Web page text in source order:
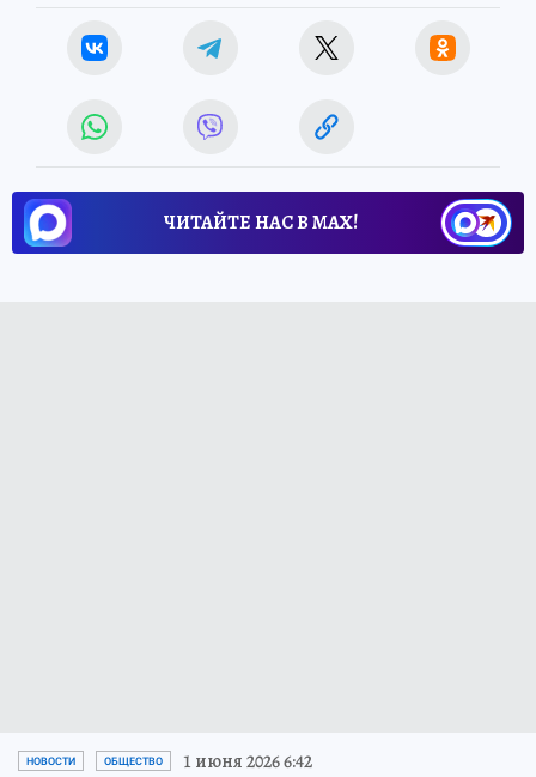
ЧИТАЙТЕ НАС В МАХ!
НОВОСТИ ОБЩЕСТВО 1 июня 2026 6:42